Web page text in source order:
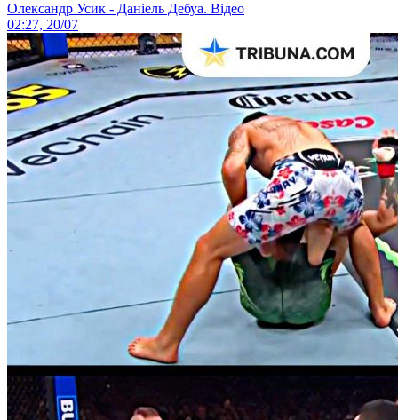
Олександр Усик - Даніель Дебуа. Відео
02:27, 20/07